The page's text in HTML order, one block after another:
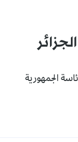
الجمهورية